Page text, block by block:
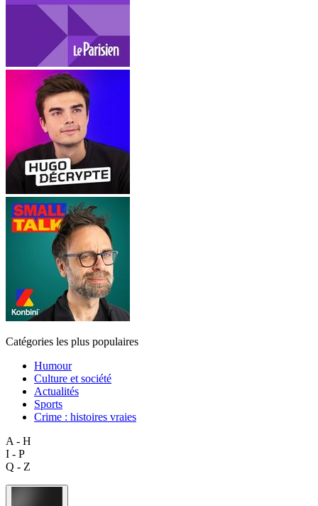
Catégories les plus populaires
Humour
Culture et société
Actualités
Sports
Crime : histoires vraies
A - H
I - P
Q - Z